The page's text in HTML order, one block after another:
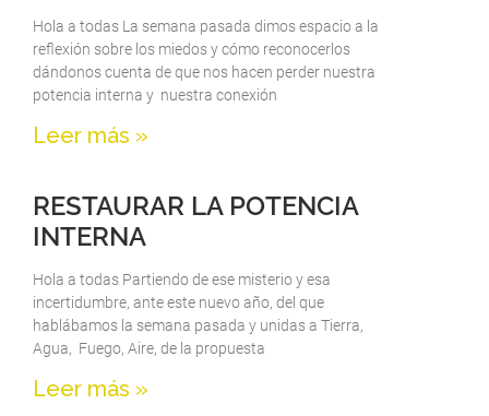
Hola a todas La semana pasada dimos espacio a la
reflexión sobre los miedos y cómo reconocerlos
dándonos cuenta de que nos hacen perder nuestra
potencia interna y nuestra conexión
Leer más »
RESTAURAR LA POTENCIA
INTERNA
Hola a todas Partiendo de ese misterio y esa
incertidumbre, ante este nuevo año, del que
hablábamos la semana pasada y unidas a Tierra,
Agua, Fuego, Aire, de la propuesta
Leer más »